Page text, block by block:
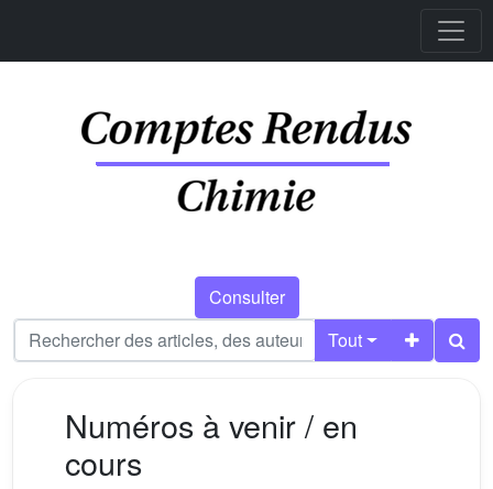
Consulter
Tout
Numéros à venir / en
cours